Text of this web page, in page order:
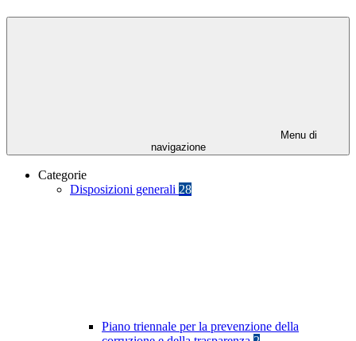
Menu di
navigazione
Categorie
Disposizioni generali 28
Piano triennale per la prevenzione della